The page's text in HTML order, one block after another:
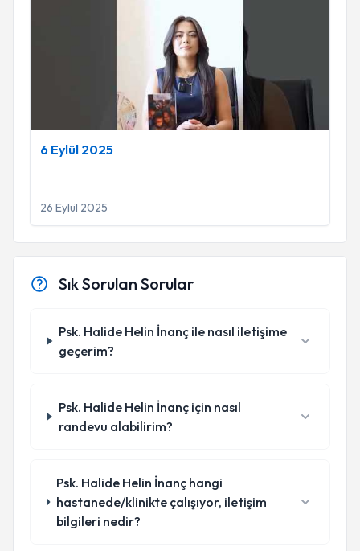
6 Eylül 2025
26 Eylül 2025
Sık Sorulan Sorular
Psk. Halide Helin İnanç ile nasıl iletişime
geçerim?
Psk. Halide Helin İnanç için nasıl
randevu alabilirim?
Psk. Halide Helin İnanç hangi
hastanede/klinikte çalışıyor, iletişim
bilgileri nedir?